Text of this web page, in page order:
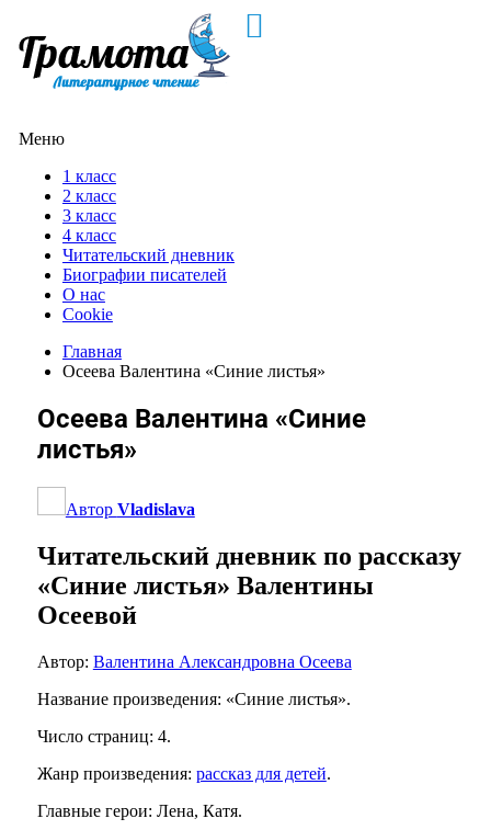
Меню
1 класс
2 класс
3 класс
4 класс
Читательский дневник
Биографии писателей
О нас
Cookie
Главная
Осеева Валентина «Синие листья»
Осеева Валентина «Синие
листья»
Автор Vladislava
Читательский дневник по рассказу
«Синие листья» Валентины
Осеевой
Автор: Валентина Александровна Осеева
Название произведения: «Синие листья».
Число страниц: 4.
Жанр произведения: рассказ для детей.
Главные герои: Лена, Катя.